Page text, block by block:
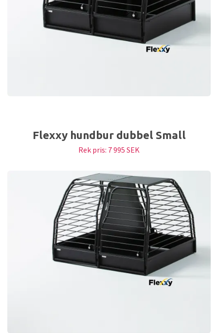
Flexxy hundbur dubbel Small
Rek pris: 7 995 SEK